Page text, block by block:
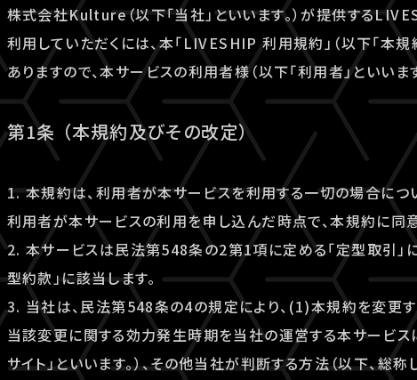
株式会社Kulture（以下「当社」といいます。）が提供する
利用していただくには、本「LIVESHIP 利用規約」（以下「本規
ありますので、本サービスの利用者様（以下「利用者」といいま
第1条 （本規約及びその改定）
1. 本規約は、利用者が本サービスを利用する一切の場合につ
利用者が本サービスの利用を申し込んだ時点で、本規約に同
2. 本サービスは民法第548条の2第1項に定める「定型取引」
型約款」に該当します。
3. 当社は、民法第548条の4の規定により、(1)本規約を変更
当該変更に関する効力発生時期を当社の運営する本サービス
サイト」といいます。）、その他当社が判断する方法（以下、総称